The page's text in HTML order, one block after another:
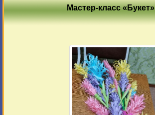
Мастер-класс «Букет»